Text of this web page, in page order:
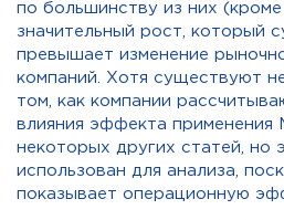
по большинству из них (кроме
значительный рост, который
превышает изменение
компаний. Хотя существуют
том, как компании
влияния эффекта
некоторых других статей, но
использован для анализа,
показывает операционную